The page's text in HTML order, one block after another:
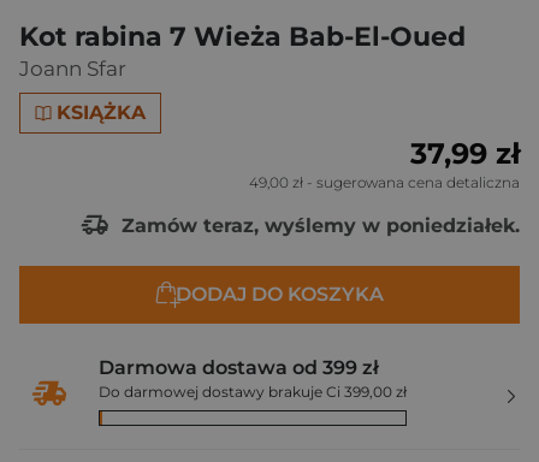
Kot rabina 7 Wieża Bab-El-Oued
Joann Sfar
KSIĄŻKA
37,99 zł
49,00 zł - sugerowana cena detaliczna
Zamów teraz, wyślemy w poniedziałek.
DODAJ DO KOSZYKA
Darmowa dostawa od 399 zł
Do darmowej dostawy brakuje Ci 399,00 zł